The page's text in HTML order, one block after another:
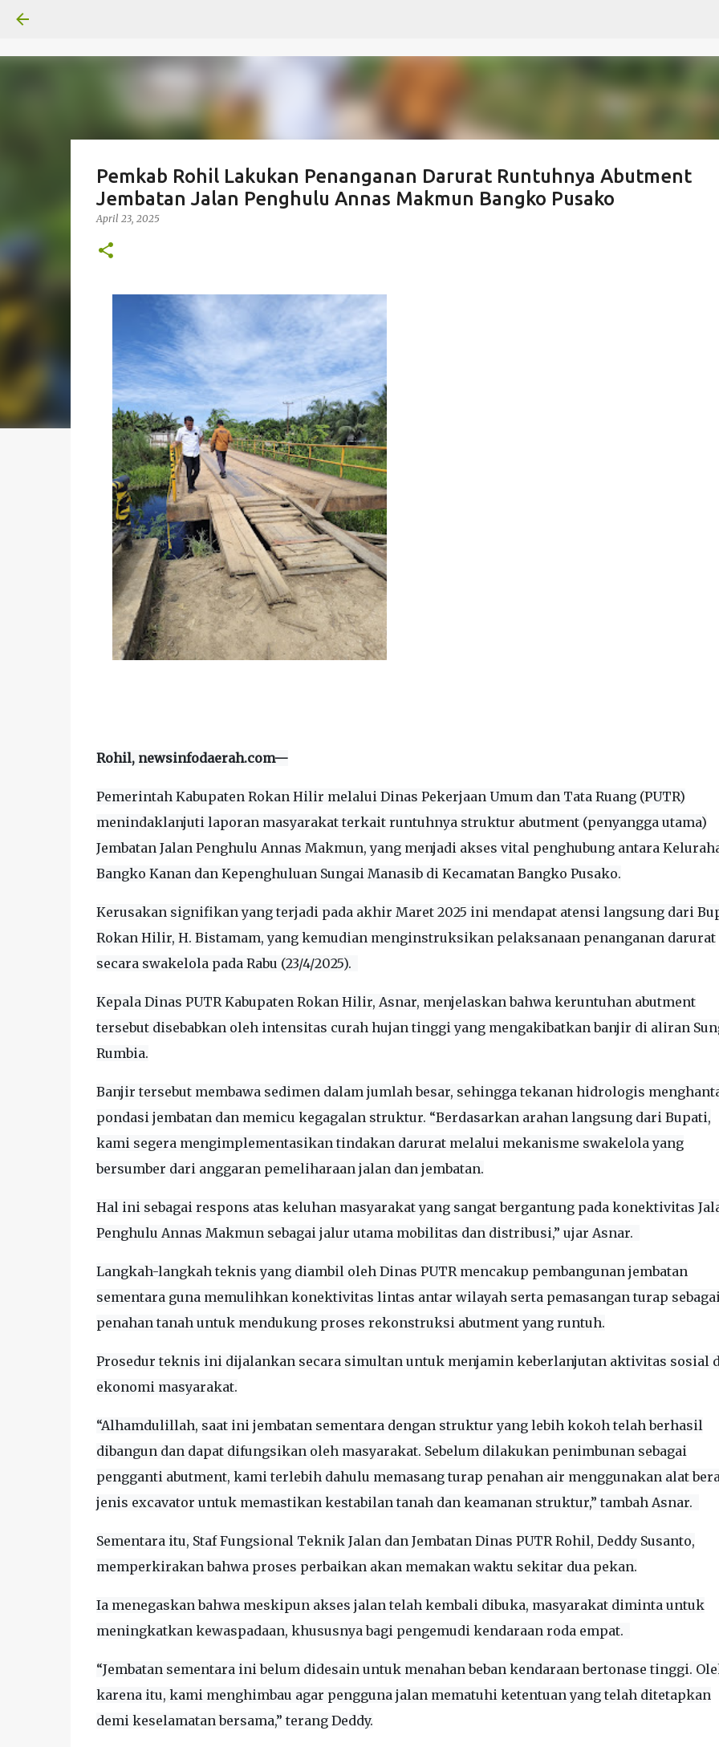
Pemkab Rohil Lakukan Penanganan Darurat Runtuhnya Abutment
Jembatan Jalan Penghulu Annas Makmun Bangko Pusako
April 23, 2025
Rohil, newsinfodaerah.com—
Pemerintah Kabupaten Rokan Hilir melalui Dinas Pekerjaan Umum dan Tata Ruang (PUTR)
menindaklanjuti laporan masyarakat terkait runtuhnya struktur abutment (penyangga utama)
Jembatan Jalan Penghulu Annas Makmun, yang menjadi akses vital penghubung antara
Bangko Kanan dan Kepenghuluan Sungai Manasib di Kecamatan Bangko Pusako.
Kerusakan signifikan yang terjadi pada akhir Maret 2025 ini mendapat atensi langsung dari
Rokan Hilir, H. Bistamam, yang kemudian menginstruksikan pelaksanaan penanganan darurat
secara swakelola pada Rabu (23/4/2025).
Kepala Dinas PUTR Kabupaten Rokan Hilir, Asnar, menjelaskan bahwa keruntuhan abutment
tersebut disebabkan oleh intensitas curah hujan tinggi yang mengakibatkan banjir di aliran
Rumbia.
Banjir tersebut membawa sedimen dalam jumlah besar, sehingga tekanan hidrologis
pondasi jembatan dan memicu kegagalan struktur. “Berdasarkan arahan langsung dari Bupati,
kami segera mengimplementasikan tindakan darurat melalui mekanisme swakelola yang
bersumber dari anggaran pemeliharaan jalan dan jembatan.
Hal ini sebagai respons atas keluhan masyarakat yang sangat bergantung pada konektivitas
Penghulu Annas Makmun sebagai jalur utama mobilitas dan distribusi,” ujar Asnar.
Langkah-langkah teknis yang diambil oleh Dinas PUTR mencakup pembangunan jembatan
sementara guna memulihkan konektivitas lintas antar wilayah serta pemasangan turap
penahan tanah untuk mendukung proses rekonstruksi abutment yang runtuh.
Prosedur teknis ini dijalankan secara simultan untuk menjamin keberlanjutan aktivitas sosial
ekonomi masyarakat.
“Alhamdulillah, saat ini jembatan sementara dengan struktur yang lebih kokoh telah berhasil
dibangun dan dapat difungsikan oleh masyarakat. Sebelum dilakukan penimbunan sebagai
pengganti abutment, kami terlebih dahulu memasang turap penahan air menggunakan alat
jenis excavator untuk memastikan kestabilan tanah dan keamanan struktur,” tambah Asnar.
Sementara itu, Staf Fungsional Teknik Jalan dan Jembatan Dinas PUTR Rohil, Deddy Susanto,
memperkirakan bahwa proses perbaikan akan memakan waktu sekitar dua pekan.
Ia menegaskan bahwa meskipun akses jalan telah kembali dibuka, masyarakat diminta untuk
meningkatkan kewaspadaan, khususnya bagi pengemudi kendaraan roda empat.
“Jembatan sementara ini belum didesain untuk menahan beban kendaraan bertonase tinggi.
karena itu, kami menghimbau agar pengguna jalan mematuhi ketentuan yang telah ditetapkan
demi keselamatan bersama,” terang Deddy.